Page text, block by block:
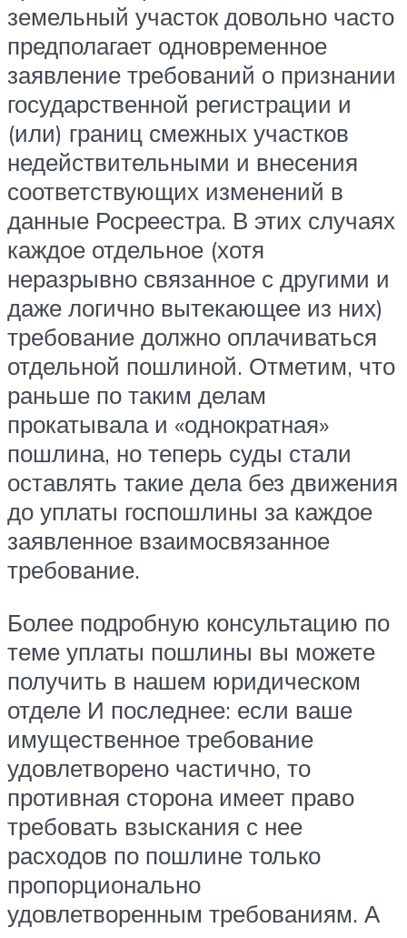
земельный участок довольно часто
предполагает одновременное
заявление требований о признании
государственной регистрации и
(или) границ смежных участков
недействительными и внесения
соответствующих изменений в
данные Росреестра. В этих случаях
каждое отдельное (хотя
неразрывно связанное с другими и
даже логично вытекающее из них)
требование должно оплачиваться
отдельной пошлиной. Отметим, что
раньше по таким делам
прокатывала и «однократная»
пошлина, но теперь суды стали
оставлять такие дела без движения
до уплаты госпошлины за каждое
заявленное взаимосвязанное
требование.
Более подробную консультацию по
теме уплаты пошлины вы можете
получить в нашем юридическом
отделе И последнее: если ваше
имущественное требование
удовлетворено частично, то
противная сторона имеет право
требовать взыскания с нее
расходов по пошлине только
пропорционально
удовлетворенным требованиям. А